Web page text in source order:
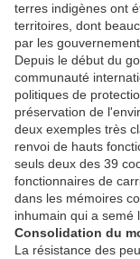
terres indigènes ont
territoires, dont
par les
Depuis le début du
communauté
politiques de
préservation de
deux exemples très
renvoi de hauts
seuls deux des 39
fonctionnaires de
dans les mémoires
inhumain qui a semé
Consolidation du
La résistance des